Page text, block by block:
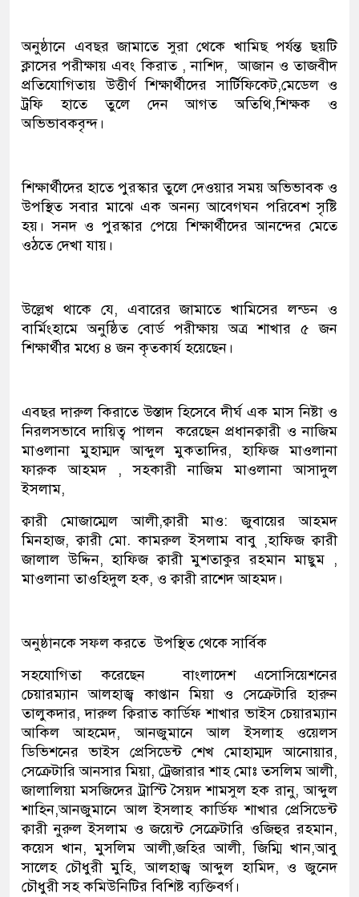
অনুষ্ঠানে এবছর জামাতে সুরা থেকে খামিছ পর্যন্ত ছয়টি
ক্লাসের পরীক্ষায় এবং কিরাত , নাশিদ, আজান ও তাজবীদ
প্রতিযোগিতায় উত্তীর্ণ শিক্ষার্থীদের সার্টিফিকেট,মেডেল ও
ট্রফি হাতে তুলে দেন আগত অতিথি,শিক্ষক ও
অভিভাবকবৃন্দ।
শিক্ষার্থীদের হাতে পুরস্কার তুলে দেওয়ার সময় অভিভাবক ও
উপস্থিত সবার মাঝে এক অনন্য আবেগঘন পরিবেশ সৃষ্টি
হয়। সনদ ও পুরস্কার পেয়ে শিক্ষার্থীদের আনন্দের মেতে
ওঠতে দেখা যায়।
উল্লেখ থাকে যে, এবারের জামাতে খামিসের লন্ডন ও
বার্মিংহামে অনুষ্ঠিত বোর্ড পরীক্ষায় অত্র শাখার ৫ জন
শিক্ষার্থীর মধ্যে ৪ জন কৃতকার্য হয়েছেন।
এবছর দারুল কিরাতে উস্তাদ হিসেবে দীর্ঘ এক মাস নিষ্টা ও
নিরলসভাবে দায়িত্ব পালন করেছেন প্রধানক্বারী ও নাজিম
মাওলানা মুহাম্মদ আব্দুল মুকতাদির, হাফিজ মাওলানা
ফারুক আহমদ , সহকারী নাজিম মাওলানা আসাদুল
ইসলাম,
ক্বারী মোজাম্মেল আলী,ক্বারী মাও: জুবায়ের আহমদ
মিনহাজ, ক্বারী মো. কামরুল ইসলাম বাবু ,হাফিজ ক্বারী
জালাল উদ্দিন, হাফিজ ক্বারী মুশতাকুর রহমান মাছুম ,
মাওলানা তাওহিদুল হক, ও ক্বারী রাশেদ আহমদ।
অনুষ্ঠানকে সফল করতে উপস্থিত থেকে সার্বিক
সহযোগিতা করেছেন বাংলাদেশ এসোসিয়েশনের
চেয়ারম্যান আলহাজ্ব কাপ্তান মিয়া ও সেক্রেটারি হারুন
তালুকদার, দারুল ক্বিরাত কার্ডিফ শাখার ভাইস চেয়ারম্যান
আকিল আহমেদ, আনজুমানে আল ইসলাহ ওয়েলস
ডিভিশনের ভাইস প্রেসিডেন্ট শেখ মোহাম্মদ আনোয়ার,
সেক্রেটারি আনসার মিয়া, ট্রেজারার শাহ মোঃ তসলিম আলী,
জালালিয়া মসজিদের ট্রাস্টি সৈয়দ শামসুল হক রানু, আব্দুল
শাহিন,আনজুমানে আল ইসলাহ কার্ডিফ শাখার প্রেসিডেন্ট
ক্বারী নুরুল ইসলাম ও জয়েন্ট সেক্রেটারি ওজিহুর রহমান,
কয়েস খান, মুসলিম আলী,জহির আলী, জিম্মি খান,আবু
সালেহ চৌধুরী মুহি, আলহাজ্ব আব্দুল হামিদ, ও জুনেদ
চৌধুরী সহ কমিউনিটির বিশিষ্ট ব্যক্তিবর্গ।